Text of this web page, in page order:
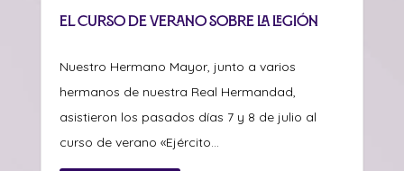
el curso de verano sobre La Legión
Nuestro Hermano Mayor, junto a varios
hermanos de nuestra Real Hermandad,
asistieron los pasados días 7 y 8 de julio al
curso de verano «Ejército...